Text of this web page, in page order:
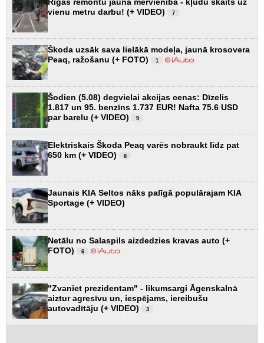
vienu metru darbu! (+ VIDEO)
7
Škoda uzsāk sava lielākā modeļa, jaunā krosovera
Peaq, ražošanu (+ FOTO)
1
Šodien (5.08) degvielai akcijas cenas: Dīzelis
1.817 un 95. benzīns 1.737 EUR! Nafta 75.6 USD
par barelu (+ VIDEO)
9
Elektriskais Škoda Peaq varēs nobraukt līdz pat
650 km (+ VIDEO)
8
Jaunais KIA Seltos nāks palīgā populārajam KIA
Sportage (+ VIDEO)
Netālu no Salaspils aizdedzies kravas auto (+
FOTO)
6
"Zvaniet prezidentam" - likumsargi Āgenskalnā
aiztur agresīvu un, iespējams, iereibušu
autovadītāju (+ VIDEO)
3